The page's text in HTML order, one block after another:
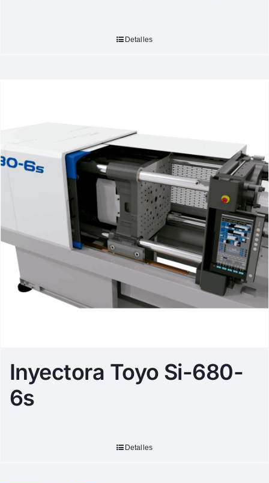
Detalles
Inyectora Toyo Si-680-
6s
Detalles